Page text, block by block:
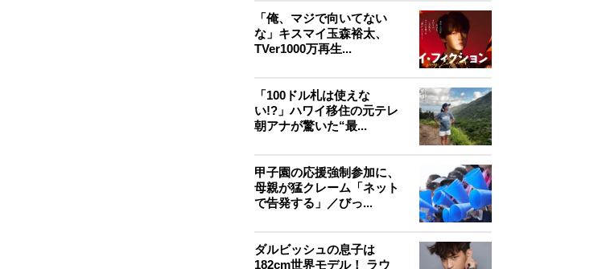
「俺、マジで向いてない
な」キスマイ玉森裕太、
TVer1000万再生...
「100ドル札は使えな
い!?」ハワイ移住の元テレ
朝アナが驚いた“最...
甲子園の応援強制参加に、
母親が猛クレーム「ネット
で告発する」／びっ...
ダルビッシュの息子は
182cm世界モデル！ ラウ